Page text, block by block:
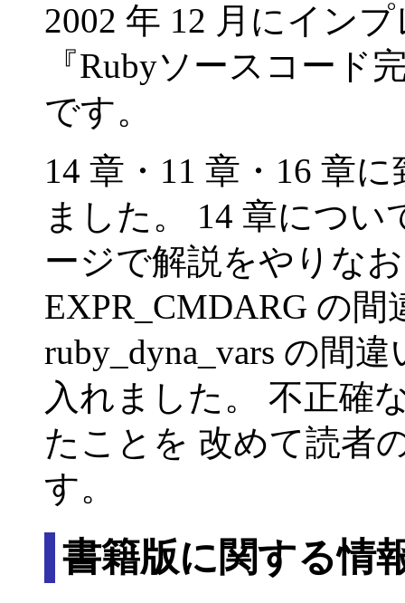
2002 年 12 月にイン
『Rubyソースコード
です。
14 章・11 章・16 章
ました。 14 章につ
ージで解説をやりな
EXPR_CMDARG の間
ruby_dyna_vars の間
入れました。 不正確
たことを 改めて読者
す。
書籍版に関する情